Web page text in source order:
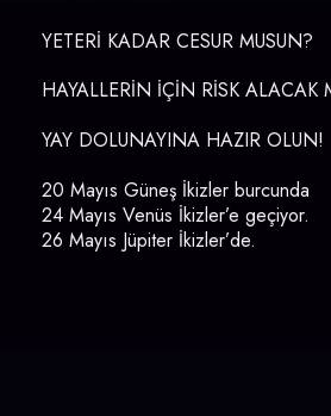
YETERİ KADAR CESUR MUSUN?
HAYALLERİN İÇİN RİSK ALACAK
YAY DOLUNAYINA HAZIR OLUN!
20 Mayıs Güneş İkizler burcunda
24 Mayıs Venüs İkizler’e geçiyor.
26 Mayıs Jüpiter İkizler’de.